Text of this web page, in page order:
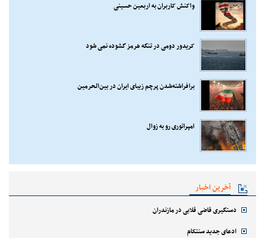
واکنش کاربران به اربعین حسینی
کریدور دومی در تنگه هرمز گشوده نمی شود
برافراشته‌شدن پرچم زیبای ایران در بین‌الحرمین
امپراتوری رو به زوال
آخرین اخبار
دستگیری قاضی قلابی در مازندران
ادعای جدید سنتکام